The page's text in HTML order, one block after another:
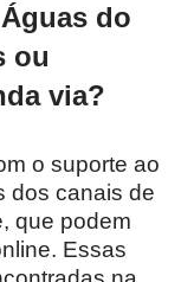
do
ou
via?
o suporte ao
dos canais de
que podem
Essas